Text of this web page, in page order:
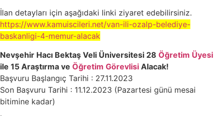
İlan detayları için aşağıdaki linki ziyaret edebilirsiniz.
https://www.kamuiscileri.net/van-ili-ozalp-belediye-
baskanligi-4-memur-alacak
Nevşehir Hacı Bektaş Veli Üniversitesi 28 Öğretim Üyesi
ile 15 Araştırma ve Öğretim Görevlisi Alacak!
Başvuru Başlangıç Tarihi : 27.11.2023
Son Başvuru Tarihi : 11.12.2023 (Pazartesi günü mesai
bitimine kadar)